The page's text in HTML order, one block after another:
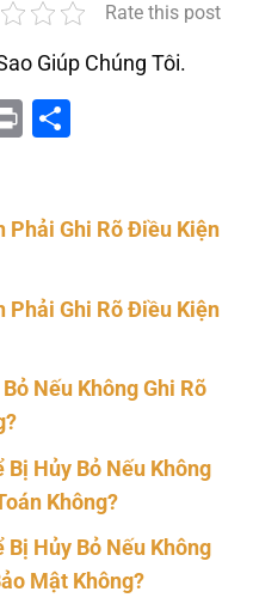
Rate this post
Giúp Chúng Tôi.
Print
Phải Ghi Rõ Điều Kiện
Phải Ghi Rõ Điều Kiện
Nếu Không Ghi Rõ
Bị Hủy Bỏ Nếu Không
Không?
Bị Hủy Bỏ Nếu Không
Mật Không?